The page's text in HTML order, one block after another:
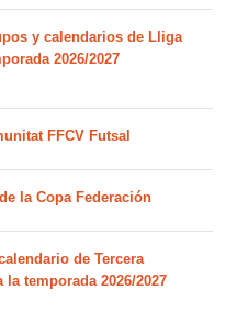
y calendarios de Lliga
2026/2027
FFCV Futsal
la Copa Federación
de Tercera
la temporada 2026/2027